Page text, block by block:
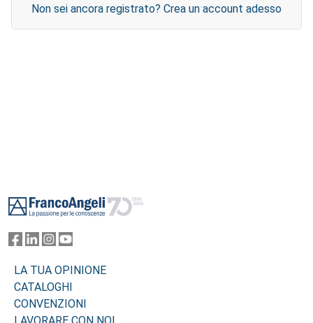
Non sei ancora registrato? Crea un account adesso
LA TUA OPINIONE
CATALOGHI
CONVENZIONI